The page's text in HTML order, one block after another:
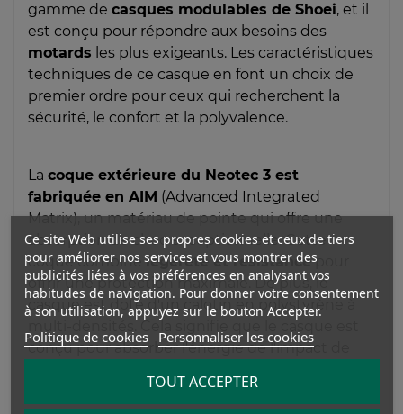
gamme de casques modulables de Shoei, et il
est conçu pour répondre aux besoins des
motards les plus exigeants. Les caractéristiques
techniques de ce casque en font un choix de
premier ordre pour ceux qui recherchent la
sécurité, le confort et la polyvalence.
La coque extérieure du Neotec 3 est
fabriquée en AIM (Advanced Integrated
Matrix), un matériau de pointe qui offre une
absorption de choc exceptionnelle. Cette
coque combinelégèreté et résistancepour
offrir une protection maximale. De plus, le
casque est doté d'un calotin en polystyrène à
conçu pour absorber l'énergie de l'impact de
tout en offrant un confort supérieur.
Ce site Web utilise ses propres cookies et ceux de tiers
pour améliorer nos services et vous montrer des
publicités liées à vos préférences en analysant vos
habitudes de navigation. Pour donner votre consentement
à son utilisation, appuyez sur le bouton Accepter.
Politique de cookies Personnaliser les cookies
TOUT ACCEPTER